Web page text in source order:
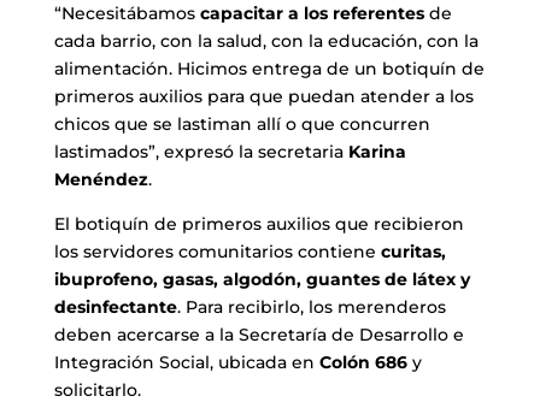
“Necesitábamos capacitar a los referentesde
cada barrio, con la salud, con la educación, con la
alimentación. Hicimos entrega de un botiquín de
primeros auxilios para que puedan atender a los
chicos que se lastiman allí o que concurren
lastimados”, expresó la secretaria Karina
Menéndez.
El botiquín de primeros auxilios que recibieron
los servidores comunitarios contiene curitas,
ibuprofeno, gasas, algodón, guantes de látex y
desinfectante. Para recibirlo, los merenderos
deben acercarse a la Secretaría de Desarrollo e
Integración Social, ubicada en Colón 686y
solicitarlo.